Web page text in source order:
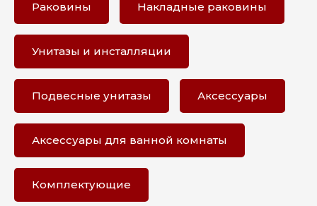
Раковины Накладные раковины
Унитазы и инсталляции
Подвесные унитазы Аксессуары
Аксессуары для ванной комнаты
Комплектующие